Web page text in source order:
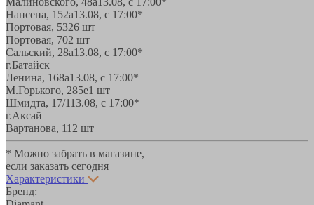
Нансена, 152а13.08, с 17:00*
Портовая, 5326 шт
Портовая, 702 шт
Сальский, 28a13.08, с 17:00*
г.Батайск
Ленина, 168а13.08, с 17:00*
М.Горького, 285е1 шт
Шмидта, 17/113.08, с 17:00*
г.Аксай
Вартанова, 11 2 шт
* Можно забрать в магазине,
если заказать сегодня
Характеристики
Бренд: